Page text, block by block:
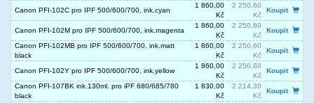
Canon PFI-102C pro IPF 500/600/700, ink.cyan
1 860,00
Kč
2 250,60
Kč
Koupit
Canon PFI-102M pro IPF 500/600/700, ink.magenta
1 860,00
Kč
2 250,60
Kč
Koupit
Canon PFI-102MB pro IPF 500/600/700, ink.matt
black
1 860,00
Kč
2 250,60
Kč
Koupit
Canon PFI-102Y pro IPF 500/600/700, ink.yellow
1 860,00
Kč
2 250,60
Kč
Koupit
Canon PFI-107BK ink.130ml. pro iPF 680/685/780
black
1 830,00
Kč
2 214,30
Kč
Koupit